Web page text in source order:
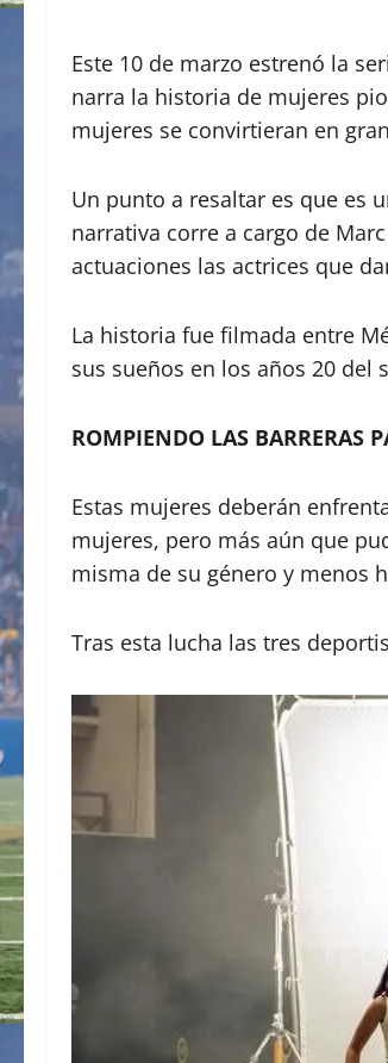
Este 10 de marzo estrenó la
narra la historia de mujeres
mujeres se convirtieran en
Un punto a resaltar es que es
narrativa corre a cargo de
actuaciones las actrices que
La historia fue filmada entre
sus sueños en los años 20 del
ROMPIENDO LAS BARRERAS
Estas mujeres deberán
mujeres, pero más aún que
misma de su género y menos
Tras esta lucha las tres